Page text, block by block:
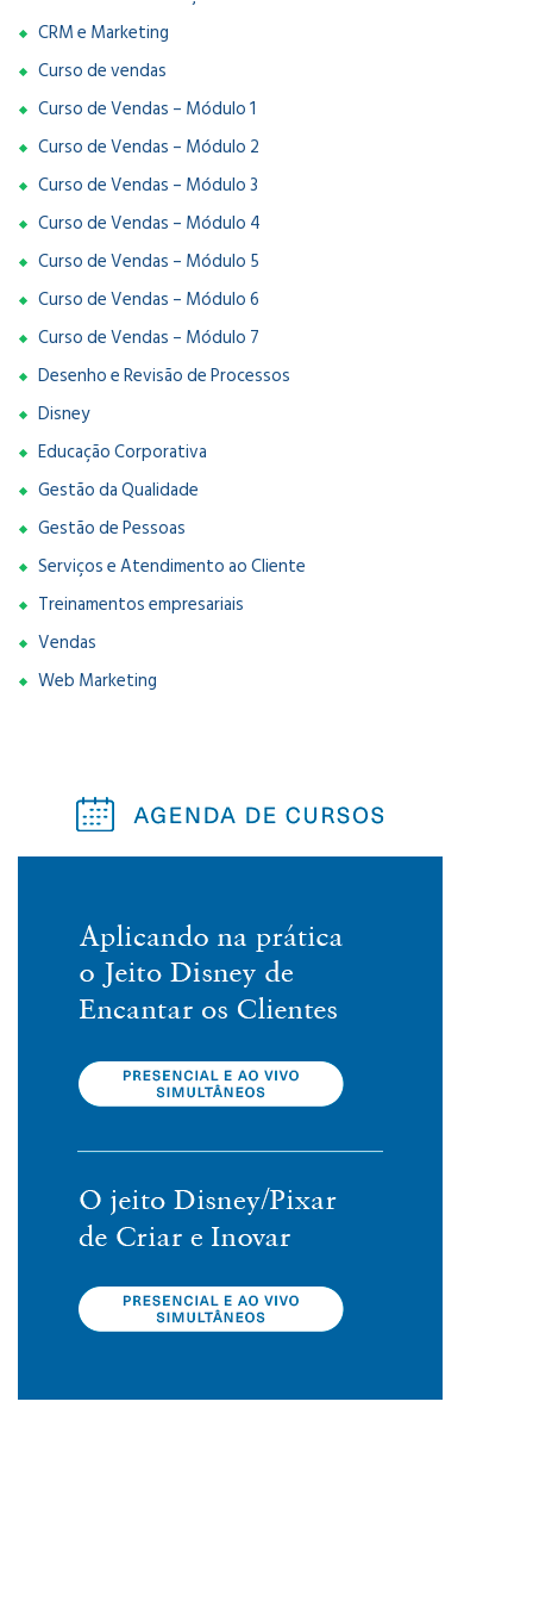
CRM e Marketing
Curso de vendas
Curso de Vendas – Módulo 1
Curso de Vendas – Módulo 2
Curso de Vendas – Módulo 3
Curso de Vendas – Módulo 4
Curso de Vendas – Módulo 5
Curso de Vendas – Módulo 6
Curso de Vendas – Módulo 7
Desenho e Revisão de Processos
Disney
Educação Corporativa
Gestão da Qualidade
Gestão de Pessoas
Serviços e Atendimento ao Cliente
Treinamentos empresariais
Vendas
Web Marketing